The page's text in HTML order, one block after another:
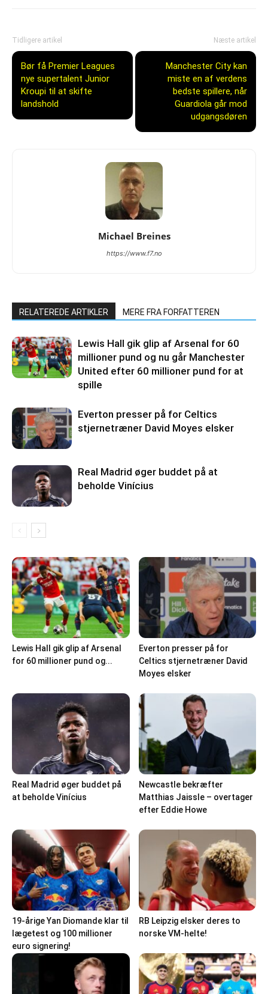
Tidligere artikel
Bør få Premier Leagues
nye supertalent Junior
Kroupi til at skifte
landshold
Næste artikel
Manchester City kan
miste en af verdens
bedste spillere, når
Guardiola går mod
udgangsdøren
Michael Breines
https://www.f7.no
RELATEREDE ARTIKLER MERE FRA FORFATTEREN
Lewis Hall gik glip af Arsenal for 60
millioner pund og nu går Manchester
United efter 60 millioner pund for at
spille
Everton presser på for Celtics
stjernetræner David Moyes elsker
Real Madrid øger buddet på at
beholde Vinícius
Lewis Hall gik glip af Arsenal
for 60 millioner pund og...
Everton presser på for
Celtics stjernetræner David
Moyes elsker
Real Madrid øger buddet på
at beholde Vinícius
Newcastle bekræfter
Matthias Jaissle – overtager
efter Eddie Howe
19-årige Yan Diomande klar til
lægetest og 100 millioner
euro signering!
RB Leipzig elsker deres to
norske VM-helte!